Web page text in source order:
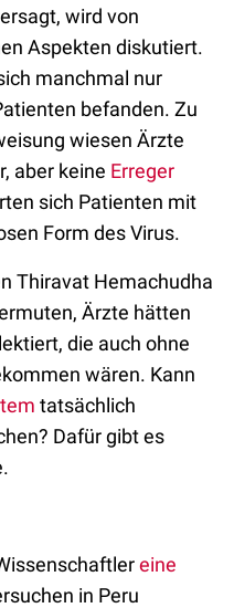
wird von
Aspekten diskutiert.
manchmal nur
befanden. Zu
wiesen Ärzte
aber keine Erreger
sich Patienten mit
Form des Virus.
Thiravat Hemachudha
Ärzte hätten
die auch ohne
wären. Kann
tatsächlich
Dafür gibt es
eine
in Peru